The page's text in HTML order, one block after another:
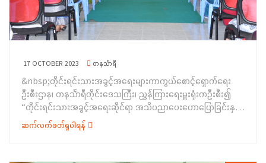
စီ အားလည်းကောင်း၊ တိုင်းရင်းသားအခွင့်အရေးများ ကာကွယ်
စောင့်ရှောက်ရေးဉီးစီးဌာန၊ ကချင်ပြည်နယ် ညွှန်ကြားရေးမှူးရုံးမှ ညွှန်
ကြားရေးမှူး ဦးရန်နိုင်လွင်က&nbsp; တိုင်းရင်း သားလူမျိုး
များ(ဂျိန်းဖော့နှင့်ရဝမ်) ဘာသာပြန်စာအုပ် (၁၀၀) အုပ်စီတို့အား
&nbsp;ဆက်လက်၍&nbsp; လူမှုဝန်ထမ်းဦးစီးဌာန၊ ညွှန်ကြားရေး
မှူး ဦးသန်းအောင်က အမျိုးသမီးအခွင့် အရေး၊ မသန်စွမ်း
အခွင့်အရေး၊ လူမှုရေးပင်စင်အကြောင်းအရာတို့ကိုလည်းကောင်း၊
&nbsp; ပြည်သူ့ကျန်းမာရေးဦးစီးဌာန၊ ဒုတိယပြည်နယ်ဦးစီးမှူး
17 OCTOBER 2023 တနင်္သာရီ
&nbsp;တိုင်းရင်းသားအခွင့်အရေးများကာကွယ်စောင့်ရှောက်ရေး
ဦးစီးဌာန၊ တနင်္သာရီတိုင်းဒေသကြီး၊ ညွှန်ကြားရေးမှူးရုံးကဦးစီး၍
“တိုင်းရင်းသားအခွင့်အရေးဆိုင်ရာ အသိပညာပေးဟောပြောခြင်းနှင့်
ရပ်ရွာအခြေပြုအသက်မွေးဝမ်းကျောင်းပညာလိုအပ်ချက်တို့ကို
ဆန်းစစ်စီမံခြင်း အစီအစဉ်” ကို (၇-၁၀-၂၀၂၃) ရက်နေ့တွင်
တနင်္သာရီတိုင်းဒေသကြီး၊ ညွှန်ကြားရေးမှူးရုံး၌ ကျင်းပပြုလုပ်ခဲ့
ဆက်လက်ဖတ်ရှုပါရန်